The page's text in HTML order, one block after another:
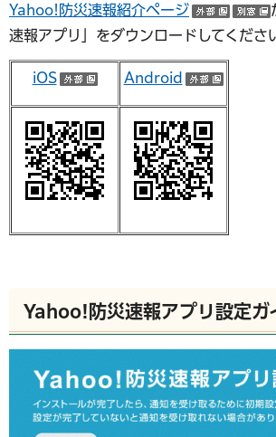
Yahoo!防災速報紹介ページ
（外
速報アプリ」をダウンロードしてくださ
iOS
（外部サイトへリンク）
Android
（外部
Yahoo!防災速報アプリ設定ガ